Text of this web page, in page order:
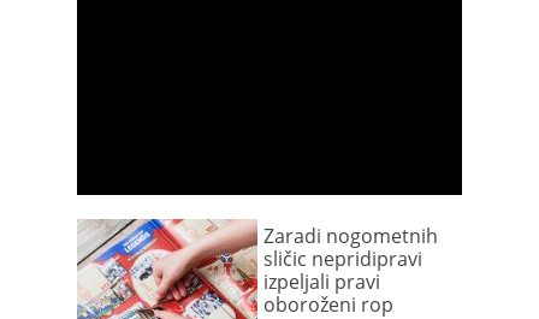
Zaradi nogometnih
sličic nepridipravi
izpeljali pravi
oboroženi rop